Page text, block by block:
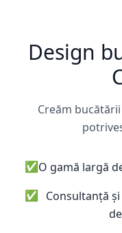
Design
Creăm
✅O gamă largă
✅ Consultanță